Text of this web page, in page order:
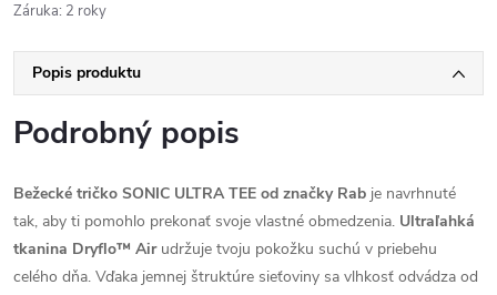
Záruka: 2 roky
Popis produktu
Podrobný popis
Bežecké tričko SONIC ULTRA TEE od značky Rab je navrhnuté
tak, aby ti pomohlo prekonať svoje vlastné obmedzenia. Ultraľahká
tkanina Dryflo™ Airudržuje tvoju pokožku suchú v priebehu
celého dňa. Vďaka jemnej štruktúre sieťoviny sa vlhkosť odvádza od